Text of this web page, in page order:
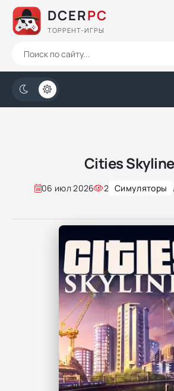
DCERPC
ТОРРЕНТ-ИГРЫ
Cities
06 июл 2026 2 Симуляторы